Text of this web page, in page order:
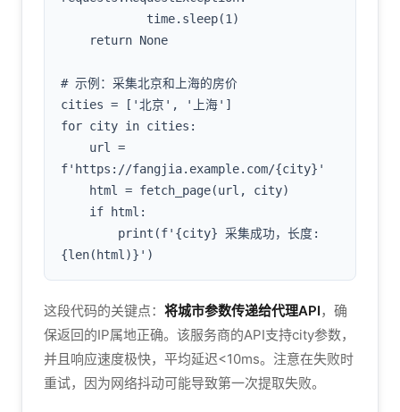
# 示例：采集北京和上海的房价
cities = ['北京', '上海']
for city in cities:
f'https://fangjia.example.com/{city}'
{len(html)}')
这段代码的关键点： 将城市参数传递给代理API，确
保返回的IP属地正确。该服务商的API支持city参数，
并且响应速度极快，平均延迟<10ms。注意在失败时
重试，因为网络抖动可能导致第一次提取失败。